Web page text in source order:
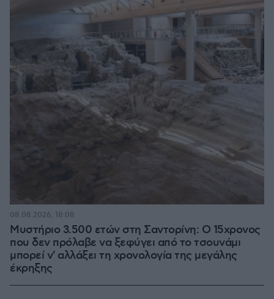
Μυστήριο 3.500 ετών στη Σαντορίνη: Ο 15χρονος
που δεν πρόλαβε να ξεφύγει από το τσουνάμι
μπορεί ν' αλλάξει τη χρονολογία της μεγάλης
έκρηξης
08.08.2026, 18:08